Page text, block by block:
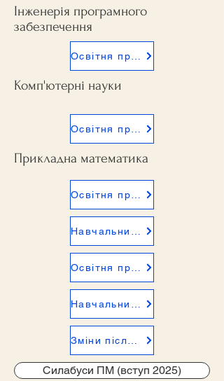
Інженерія програмного
забезпечення
Комп'ютерні науки
Прикладна математика
Силабуси ПМ (вступ 2025)